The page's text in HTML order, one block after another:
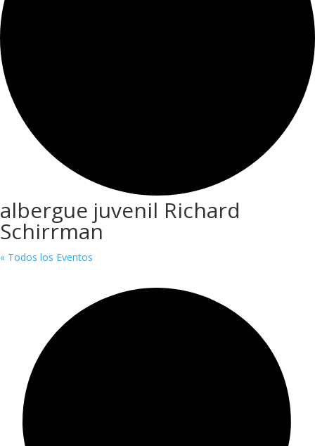
albergue juvenil Richard
Schirrman
« Todos los Eventos